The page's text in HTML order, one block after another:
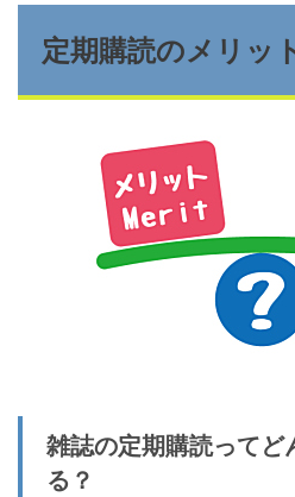
定期購読のメリッ
雑誌の定期購読ってど
る？